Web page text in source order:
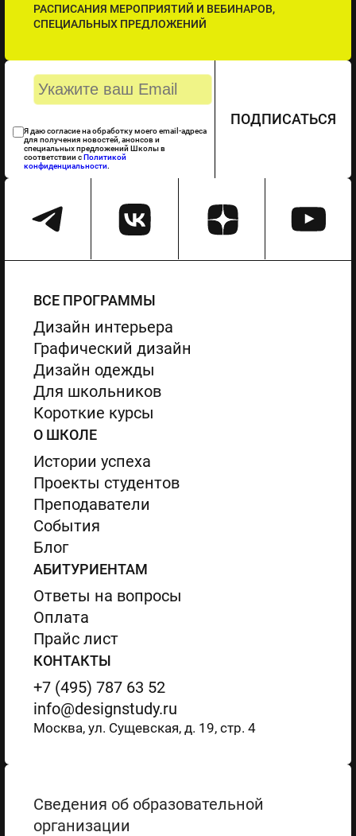
РАСПИСАНИЯ МЕРОПРИЯТИЙ И ВЕБИНАРОВ,
СПЕЦИАЛЬНЫХ ПРЕДЛОЖЕНИЙ
Я даю согласие на обработку моего email-адреса
для получения новостей, анонсов и
специальных предложений Школы в
соответствии сПолитикой
конфиденциальности.
ПОДПИСАТЬСЯ
ВСЕ ПРОГРАММЫ
Дизайн интерьера
Графический дизайн
Дизайн одежды
Для школьников
Короткие курсы
О ШКОЛЕ
Истории успеха
Проекты студентов
Преподаватели
События
Блог
АБИТУРИЕНТАМ
Ответы на вопросы
Оплата
Прайс лист
КОНТАКТЫ
+7 (495) 787 63 52
info@designstudy.ru
Москва, ул. Сущевская, д. 19, стр. 4
Сведения об образовательной
организации